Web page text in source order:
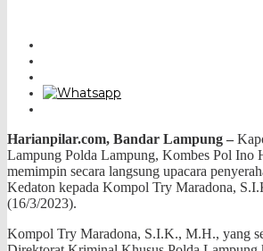
Harianpilar.com, Bandar Lampung –
Lampung Polda Lampung, Kombes Pol Ino
memimpin secara langsung upacara
Kedaton kepada Kompol Try Maradona,
(16/3/2023).
Kompol Try Maradona, S.I.K., M.H., yang